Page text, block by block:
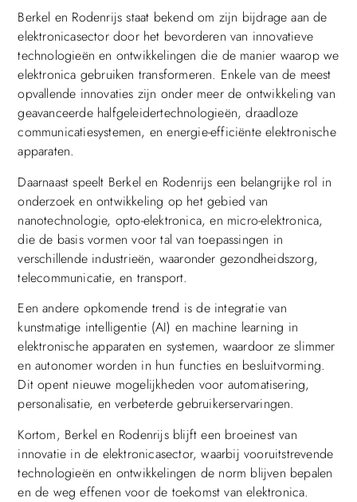
Berkel en Rodenrijs staat bekend om zijn bijdrage aan de
elektronicasector door het bevorderen van innovatieve
technologieën en ontwikkelingen die de manier waarop we
elektronica gebruiken transformeren. Enkele van de meest
opvallende innovaties zijn onder meer de ontwikkeling van
geavanceerde halfgeleidertechnologieën, draadloze
communicatiesystemen, en energie-efficiënte elektronische
apparaten.
Daarnaast speelt Berkel en Rodenrijs een belangrijke rol in
onderzoek en ontwikkeling op het gebied van
nanotechnologie, opto-elektronica, en micro-elektronica,
die de basis vormen voor tal van toepassingen in
verschillende industrieën, waaronder gezondheidszorg,
telecommunicatie, en transport.
Een andere opkomende trend is de integratie van
kunstmatige intelligentie (AI) en machine learning in
elektronische apparaten en systemen, waardoor ze slimmer
en autonomer worden in hun functies en besluitvorming.
Dit opent nieuwe mogelijkheden voor automatisering,
personalisatie, en verbeterde gebruikerservaringen.
Kortom, Berkel en Rodenrijs blijft een broeinest van
innovatie in de elektronicasector, waarbij vooruitstrevende
technologieën en ontwikkelingen de norm blijven bepalen
en de weg effenen voor de toekomst van elektronica.